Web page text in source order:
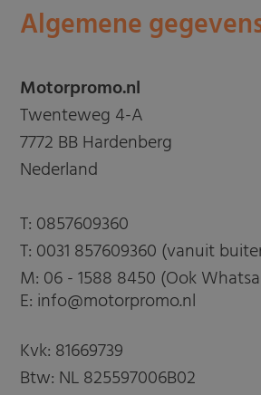
Algemene
Motorpromo.nl
Twenteweg 4-A
7772 BB Hardenberg
Nederland
T: 0857609360
T: 0031 857609360 (vanuit
M: 06 - 1588 8450 (Ook
E: info@motorpromo.nl
Kvk: 81669739
Btw: NL 825597006B02